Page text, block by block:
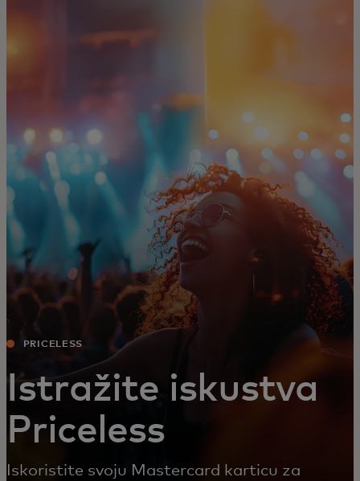
Za poslovanje
Za svijet
Za inovatore
Novosti i trendovi
PRICELESS
Istražite iskustva
Priceless
Iskoristite svoju Mastercard karticu za